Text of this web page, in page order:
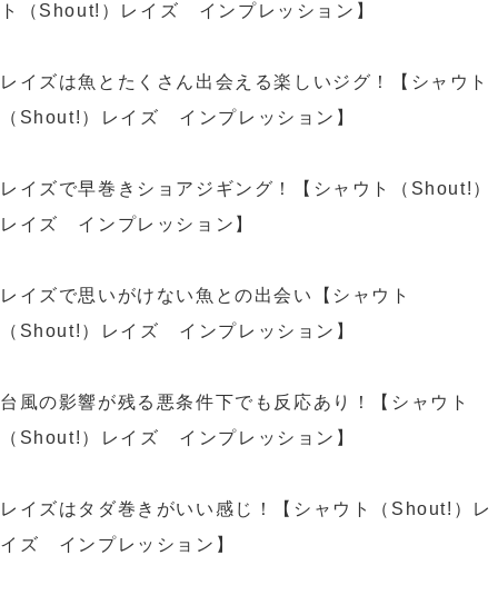
ト（Shout!）レイズ インプレッション】
レイズは魚とたくさん出会える楽しいジグ！【シャウト
（Shout!）レイズ インプレッション】
レイズで早巻きショアジギング！【シャウト（Shout!）
レイズ インプレッション】
レイズで思いがけない魚との出会い【シャウト
（Shout!）レイズ インプレッション】
台風の影響が残る悪条件下でも反応あり！【シャウト
（Shout!）レイズ インプレッション】
レイズはタダ巻きがいい感じ！【シャウト（Shout!）レ
イズ インプレッション】